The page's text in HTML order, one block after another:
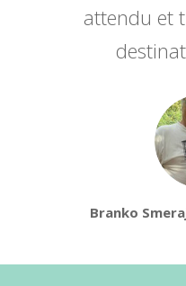
attendu et
Branko